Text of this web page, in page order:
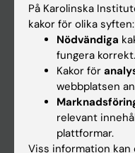
Utbildning
Forskarutbildning
Forskning
Nyheter
På Karolinska
kakor för olika syften:
Nödvändiga
fungera korrekt.
Kakor för
webbplatsen
relevant
plattformar.
Viss information kan